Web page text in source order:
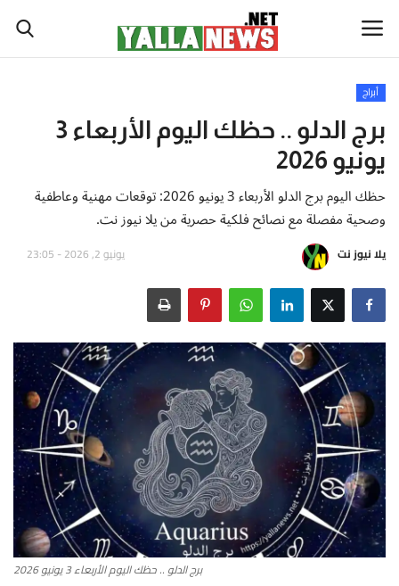
أخبار العالم
أخبار الوطن العربي
سياسة واقتصاد
رياضة
ثقافة وفن
تكنولوجيا وعلوم
صحة ولياقة
أطباق من المطابخ العربية
سياحة وسفر
منوعات عامة
أبراج
برج الدلو .. حظك اليوم الأربعاء 3
يونيو 2026
حظك اليوم برج الدلو الأربعاء 3 يونيو 2026: توقعات مهنية وعاطفية
وصحية مفصلة مع نصائح فلكية حصرية من يلا نيوز نت.
يلا نيوز نت يونيو 2, 2026 - 23:05
برج الدلو .. حظك اليوم الأربعاء 3 يونيو 2026